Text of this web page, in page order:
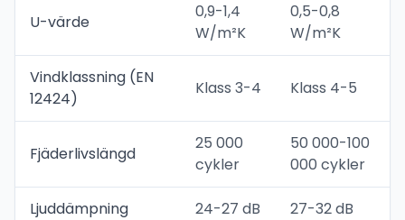
U-värde
0,9-1,4
W/m²K
0,5-0,8
W/m²K
Vindklassning (EN
12424)
Klass 3-4 Klass 4-5
Fjäderlivslängd
25 000
cykler
50 000-100
000 cykler
Ljuddämpning 24-27 dB 27-32 dB